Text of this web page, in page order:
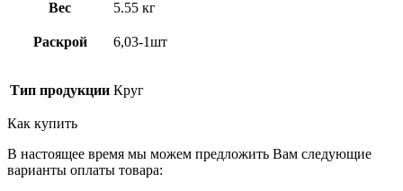
Вес
5.55 кг
Раскрой 6,03-1шт
Тип продукции Круг
Как купить
В настоящее время мы можем предложить Вам следующие
варианты оплаты товара: